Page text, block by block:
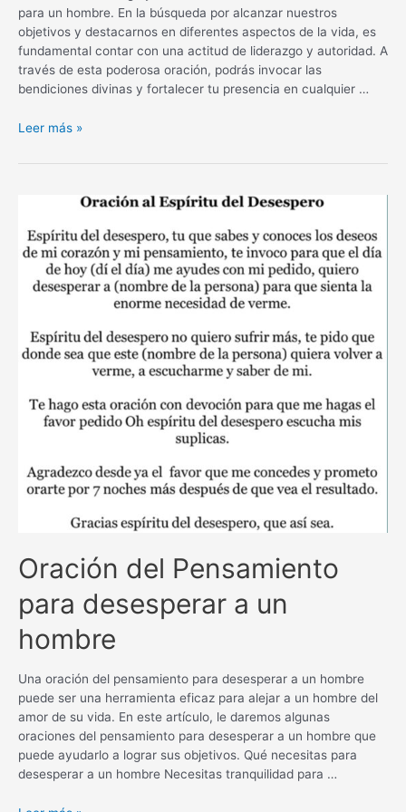
para un hombre. En la búsqueda por alcanzar nuestros
objetivos y destacarnos en diferentes aspectos de la vida, es
fundamental contar con una actitud de liderazgo y autoridad. A
través de esta poderosa oración, podrás invocar las
bendiciones divinas y fortalecer tu presencia en cualquier …
Oración
dominio
potencia
tu
liderazgo
Leer más »
Oración del Pensamiento
para desesperar a un
hombre
Una oración del pensamiento para desesperar a un hombre
puede ser una herramienta eficaz para alejar a un hombre del
amor de su vida. En este artículo, le daremos algunas
oraciones del pensamiento para desesperar a un hombre que
puede ayudarlo a lograr sus objetivos. Qué necesitas para
desesperar a un hombre Necesitas tranquilidad para …